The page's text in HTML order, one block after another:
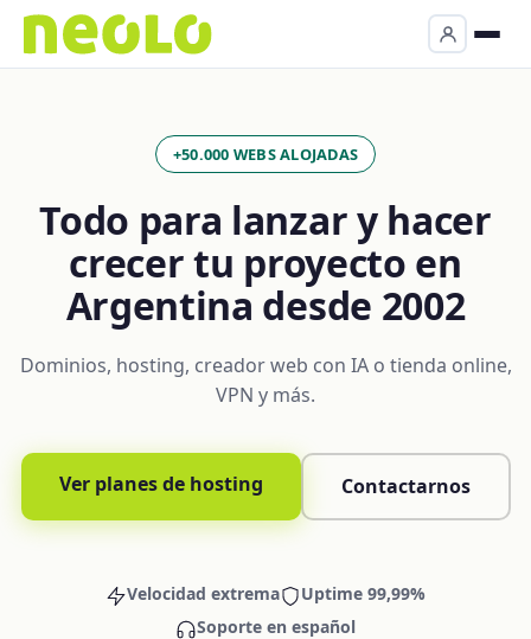
+50.000 WEBS ALOJADAS
Todo para lanzar y hacer
crecer tu proyecto en
Argentina desde 2002
Dominios, hosting, creador web con IA o tienda online,
VPN y más.
Ver planes de hosting Contactarnos
Velocidad extrema
Uptime 99,99%
Soporte en español